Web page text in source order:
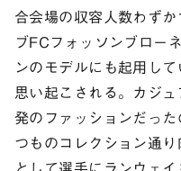
合会場の収容人数わず
ブFCフォッソンブロー
ンのモデルにも起用し
思い起こされる。カジ
発のファッションだっ
つものコレクション通